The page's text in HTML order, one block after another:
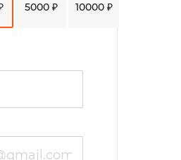
5000 ₽ 10000 ₽